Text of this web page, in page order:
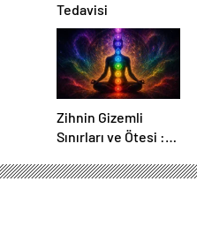
Tedavisi
Zihnin Gizemli
Sınırları ve Ötesi :